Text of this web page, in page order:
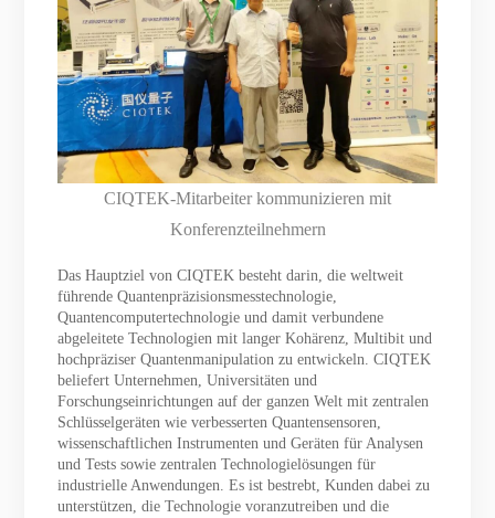
CIQTEK-Mitarbeiter kommunizieren mit
Konferenzteilnehmern
Das Hauptziel von CIQTEK besteht darin, die weltweit
führende Quantenpräzisionsmesstechnologie,
Quantencomputertechnologie und damit verbundene
abgeleitete Technologien mit langer Kohärenz, Multibit und
hochpräziser Quantenmanipulation zu entwickeln. CIQTEK
beliefert Unternehmen, Universitäten und
Forschungseinrichtungen auf der ganzen Welt mit zentralen
Schlüsselgeräten wie verbesserten Quantensensoren,
wissenschaftlichen Instrumenten und Geräten für Analysen
und Tests sowie zentralen Technologielösungen für
industrielle Anwendungen. Es ist bestrebt, Kunden dabei zu
unterstützen, die Technologie voranzutreiben und die